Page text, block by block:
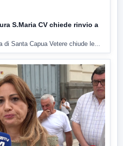
S.Maria CV chiede rinvio a
di Santa Capua Vetere chiude le...